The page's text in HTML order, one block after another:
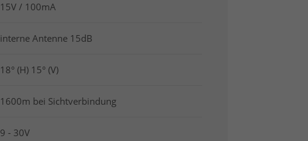
15V / 100mA
interne Antenne 15dB
18° (H) 15° (V)
1600m bei Sichtverbindung
9 - 30V